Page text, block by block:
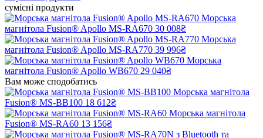
сумісні продукти
Морська
магнітола Fusion® Apollo MS-RA670 30 008₴
Морська
магнітола Fusion® Apollo MS-RA770 39 996₴
Морська
магнітола Fusion® Apollo WB670 29 040₴
Вам може сподобатись
Морська магнітола
Fusion® MS-BB100 18 612₴
Морська магнітола
Fusion® MS-RA60 13 156₴